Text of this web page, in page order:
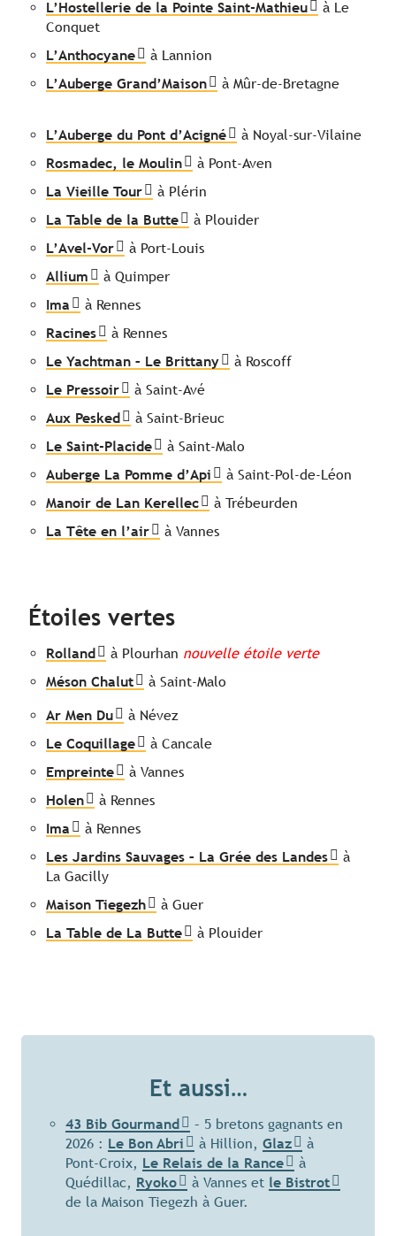
L’Hostellerie de la Pointe Saint-Mathieu
à Le
Conquet
L’Anthocyane
à Lannion
L’Auberge Grand’Maison
à Mûr-de-Bretagne
L’Auberge du Pont d’Acigné
à Noyal-sur-Vilaine
Rosmadec, le Moulin
à Pont-Aven
La Vieille Tour
à Plérin
La Table de la Butte
à Plouider
L’Avel-Vor
à Port-Louis
Allium
à Quimper
Ima
à Rennes
Racines
à Rennes
Le Yachtman – Le Brittany
à Roscoff
Le Pressoir
à Saint-Avé
Aux Pesked
à Saint-Brieuc
Le Saint-Placide
à Saint-Malo
Auberge La Pomme d’Api
à Saint-Pol-de-Léon
Manoir de Lan Kerellec
à Trébeurden
La Tête en l’air
à Vannes
Étoiles vertes
Rolland à Plourhan nouvelle étoile verte
Méson Chalut
à Saint-Malo
Ar Men Du
à Névez
Le Coquillage
à Cancale
Empreinte
à Vannes
Holen
à Rennes
Ima
à Rennes
Les Jardins Sauvages – La Grée des Landes
à
La Gacilly
Maison Tiegezh
à Guer
La Table de La Butte
à Plouider
Et aussi…
43 Bib Gourmand
– 5 bretons gagnants en
2026 : Le Bon Abri à Hillion, Glaz
à
Pont-Croix, Le Relais de la Rance
à
Quédillac, Ryoko à Vannes et le Bistrot
de la Maison Tiegezh à Guer.